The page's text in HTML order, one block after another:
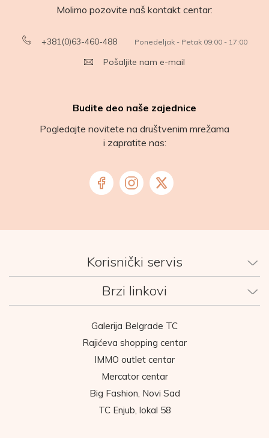
Molimo pozovite naš kontakt centar:
+381(0)63-460-488 Ponedeljak - Petak 09:00 - 17:00
Pošaljite nam e-mail
Budite deo naše zajednice
Pogledajte novitete na društvenim mrežama
i zapratite nas:
Korisnički servis
Brzi linkovi
Galerija Belgrade TC
Rajićeva shopping centar
IMMO outlet centar
Mercator centar
Big Fashion, Novi Sad
TC Enjub, lokal 58